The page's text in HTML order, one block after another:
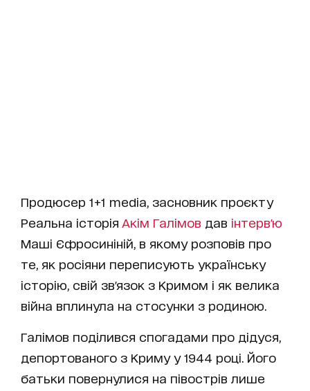
Продюсер 1+1 media, засновник проєкту
Реальна історія Акім Галімов дав інтерв'ю
Маші Єфросиніній, в якому розповів про
те, як росіяни переписують українську
історію, свій зв'язок з Кримом і як велика
війна вплинула на стосунки з родиною.
Галімов поділився спогадами про дідуся,
депортованого з Криму у 1944 році. Його
батьки повернулися на півострів лише